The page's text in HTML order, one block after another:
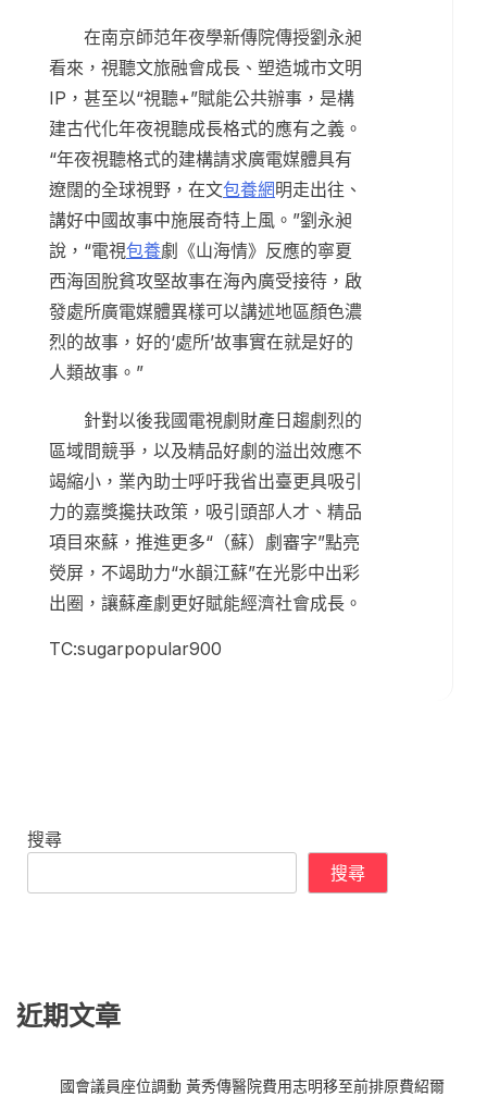
在南京師范年夜學新傳院傳授劉永昶
看來，視聽文旅融會成長、塑造城市文明
IP，甚至以“視聽+”賦能公共辦事，是構
建古代化年夜視聽成長格式的應有之義。
“年夜視聽格式的建構請求廣電媒體具有
遼闊的全球視野，在文包養網明走出往、
講好中國故事中施展奇特上風。”劉永昶
說，“電視包養劇《山海情》反應的寧夏
西海固脫貧攻堅故事在海內廣受接待，啟
發處所廣電媒體異樣可以講述地區顏色濃
烈的故事，好的‘處所’故事實在就是好的
人類故事。”
針對以後我國電視劇財產日趨劇烈的
區域間競爭，以及精品好劇的溢出效應不
竭縮小，業內助士呼吁我省出臺更具吸引
力的嘉獎攙扶政策，吸引頭部人才、精品
項目來蘇，推進更多“（蘇）劇審字”點亮
熒屏，不竭助力“水韻江蘇”在光影中出彩
出圈，讓蘇產劇更好賦能經濟社會成長。
TC:sugarpopular900
搜尋
搜尋
近期文章
國會議員座位調動 黃秀傳醫院費用志明移至前排原費紹爾